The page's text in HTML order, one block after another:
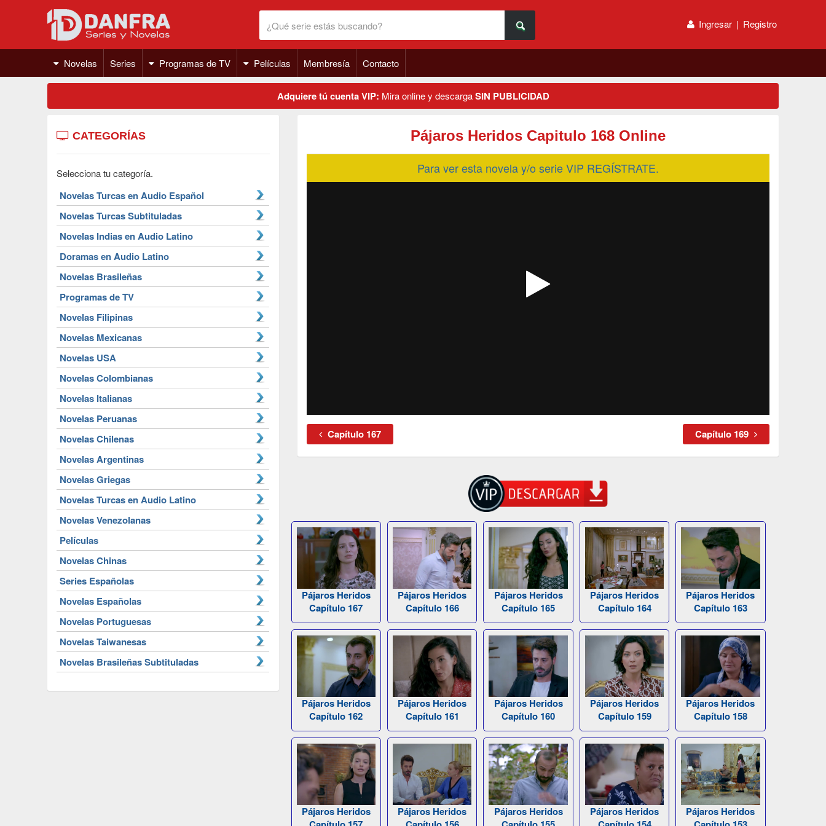
Ingresar | Registro
Novelas Series Programas de TV Películas Membresía Contacto
Adquiere tú cuenta VIP: Mira online y descargaSIN PUBLICIDAD
CATEGORÍAS
Selecciona tu categoría.
Novelas Turcas en Audio Español
Novelas Turcas Subtituladas
Novelas Indias en Audio Latino
Doramas en Audio Latino
Novelas Brasileñas
Programas de TV
Novelas Filipinas
Novelas Mexicanas
Novelas USA
Novelas Colombianas
Novelas Italianas
Novelas Peruanas
Novelas Chilenas
Novelas Argentinas
Novelas Griegas
Novelas Turcas en Audio Latino
Novelas Venezolanas
Películas
Novelas Chinas
Series Españolas
Novelas Españolas
Novelas Portuguesas
Novelas Taiwanesas
Novelas Brasileñas Subtituladas
Pájaros Heridos Capitulo 168 Online
Para ver esta novela y/o serie VIP REGÍSTRATE.
Capítulo 167 Capítulo 169
Pájaros Heridos
Capítulo 167
Pájaros Heridos
Capítulo 166
Pájaros Heridos
Capítulo 165
Pájaros Heridos
Capítulo 164
Pájaros Heridos
Capítulo 163
Pájaros Heridos
Capítulo 162
Pájaros Heridos
Capítulo 161
Pájaros Heridos
Capítulo 160
Pájaros Heridos
Capítulo 159
Pájaros Heridos
Capítulo 158
Pájaros Heridos
Pájaros Heridos
Pájaros Heridos
Pájaros Heridos
Pájaros Heridos